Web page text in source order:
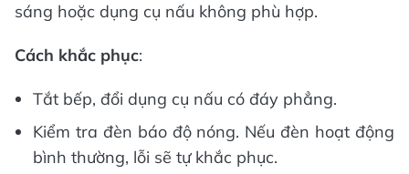
sáng hoặc dụng cụ nấu không phù hợp.
Cách khắc phục:
Tắt bếp, đổi dụng cụ nấu có đáy phẳng.
Kiểm tra đèn báo độ nóng. Nếu đèn hoạt động
bình thường, lỗi sẽ tự khắc phục.